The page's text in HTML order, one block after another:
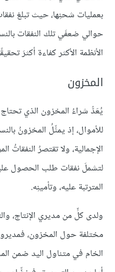
بعمليات شحنِها، حيث تبلغ
حوالي ضعفَي تلك النفقات
الأنظمة الأكثر كفاءة أكثرَ
المخزون
يُعَدُّ شراءُ المخزون الذي
الإجمالية، ولا تقتصرُ النفقاتُ
لتشملَ نفقات طلب الحصول
المترتبة عليه، وتأمينِه.
ولدى كلٍّ من مديري الإنتاج،
مختلفة حول المخزون، فمديرو
الخام في متناول اليد ضمن